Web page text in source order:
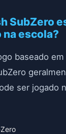
SubZero
escola?
baseado em
ser jogado